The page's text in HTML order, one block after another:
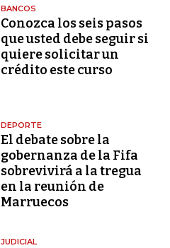
BANCOS
Conozca los seis pasos
que usted debe seguir si
quiere solicitar un
crédito este curso
DEPORTE
El debate sobre la
gobernanza de la Fifa
sobrevivirá a la tregua
en la reunión de
Marruecos
JUDICIAL